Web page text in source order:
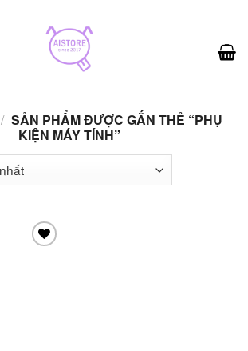
/ SẢN PHẨM ĐƯỢC GẮN THẺ “PHỤ
KIỆN MÁY TÍNH”